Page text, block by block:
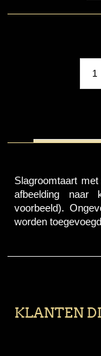
Slagroomtaart
afbeelding
voorbeeld).
worden
KLANTEN